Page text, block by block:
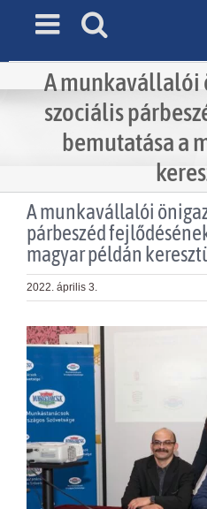
A munkavállalói
szociális
bemutatása a
A munkavállalói
párbeszéd
magyar példán
2022. április 3.
View
Larger
Image